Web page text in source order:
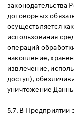
законодательства
договорных
осуществляется
использования
операций
накопление,
извлечение,
доступ),
уничтожение
5.7. В Предприятии